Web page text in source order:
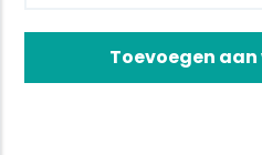
Toevoegen